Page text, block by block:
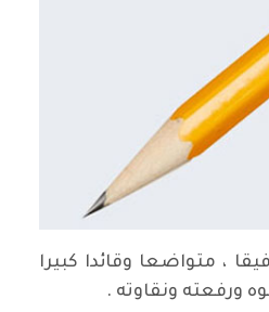
، متواضعا وقائدا كبيرا
ورفعته ونقاوته .